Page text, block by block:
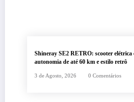
Shineray SE2 RETRO: scooter elétrica
autonomia de até 60 km e estilo retrô
3 de Agosto, 2026 0 Comentários